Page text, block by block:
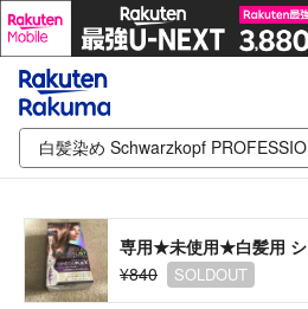
¥840
SOLDOUT